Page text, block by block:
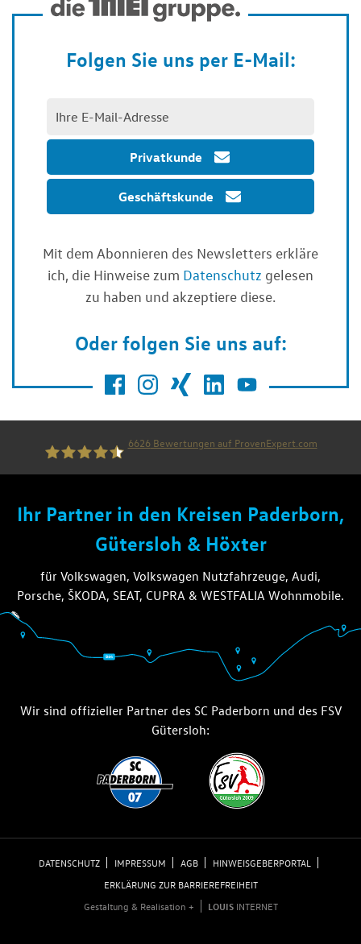
Folgen Sie uns per E-Mail:
Privatkunde
Geschäftskunde
Mit dem Abonnieren des Newsletters erkläre
ich, die Hinweise zum Datenschutz gelesen
zu haben und akzeptiere diese.
Oder folgen Sie uns auf:
6626 Bewertungen auf ProvenExpert.com
Ihr Partner in den Kreisen Paderborn,
Gütersloh & Höxter
für Volkswagen, Volkswagen Nutzfahrzeuge, Audi,
Porsche, ŠKODA, SEAT, CUPRA & WESTFALIA Wohnmobile.
Wir sind offizieller Partner des SC Paderborn und des FSV
Gütersloh:
DATENSCHUTZ IMPRESSUM AGB
HINWEISGEBERPORTAL
ERKLÄRUNG ZUR BARRIEREFREIHEIT
Gestaltung & Realisation +
LOUISINTERNET